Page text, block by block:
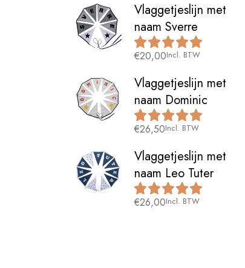
Vlaggetjeslijn met
naam Sverre
€20,00Incl. BTW
Vlaggetjeslijn met
naam Dominic
€26,50Incl. BTW
Vlaggetjeslijn met
naam Leo Tuter
€26,00Incl. BTW